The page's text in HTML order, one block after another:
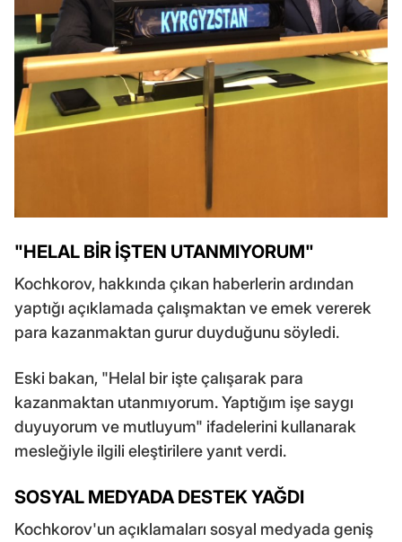
"HELAL BİR İŞTEN UTANMIYORUM"
Kochkorov, hakkında çıkan haberlerin ardından
yaptığı açıklamada çalışmaktan ve emek vererek
para kazanmaktan gurur duyduğunu söyledi.
Eski bakan, "Helal bir işte çalışarak para
kazanmaktan utanmıyorum. Yaptığım işe saygı
duyuyorum ve mutluyum" ifadelerini kullanarak
mesleğiyle ilgili eleştirilere yanıt verdi.
SOSYAL MEDYADA DESTEK YAĞDI
Kochkorov'un açıklamaları sosyal medyada geniş